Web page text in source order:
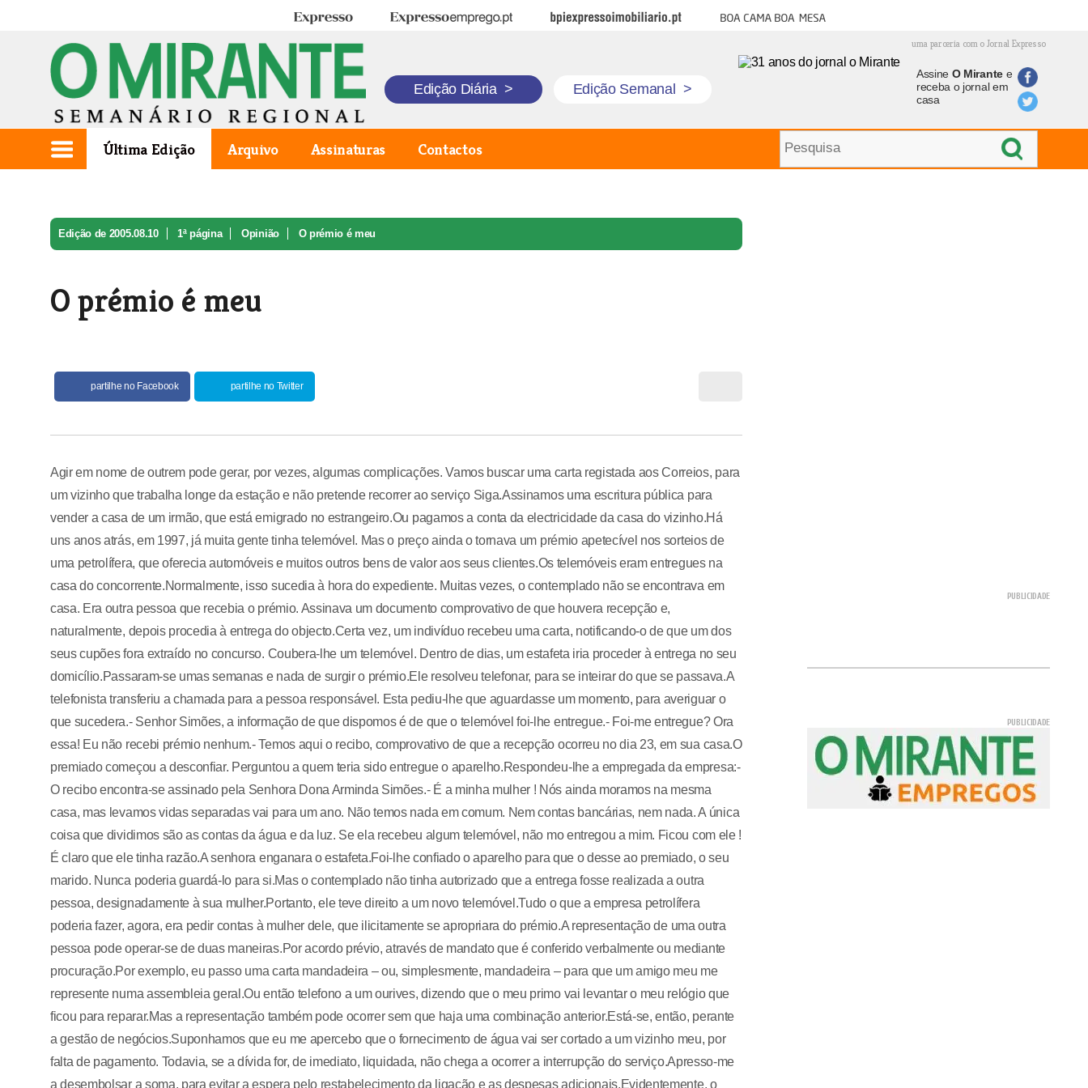
Expresso Expresso Emprego BPI Expresso Imobiliário Boa cama boa mesa
uma parceria com o Jornal Expresso
Edição Diária > Edição Semanal >
Assine O Mirantee
receba o jornal em
casa
Última Edição Arquivo Assinaturas Contactos
Edição de 2005.08.10 1ª página Opinião O prémio é meu
O prémio é meu
partilhe no Facebook partilhe no Twitter
Agir em nome de outrem pode gerar, por vezes, algumas complicações. Vamos buscar uma carta registada aos Correios, para
um vizinho que trabalha longe da estação e não pretende recorrer ao serviço Siga.Assinamos uma escritura pública para
vender a casa de um irmão, que está emigrado no estrangeiro.Ou pagamos a conta da electricidade da casa do vizinho.Há
uns anos atrás, em 1997, já muita gente tinha telemóvel. Mas o preço ainda o tornava um prémio apetecível nos sorteios de
uma petrolífera, que oferecia automóveis e muitos outros bens de valor aos seus clientes.Os telemóveis eram entregues na
casa do concorrente.Normalmente, isso sucedia à hora do expediente. Muitas vezes, o contemplado não se encontrava em
casa. Era outra pessoa que recebia o prémio. Assinava um documento comprovativo de que houvera recepção e,
naturalmente, depois procedia à entrega do objecto.Certa vez, um indivíduo recebeu uma carta, notificando-o de que um dos
seus cupões fora extraído no concurso. Coubera-lhe um telemóvel. Dentro de dias, um estafeta iria proceder à entrega no seu
domicílio.Passaram-se umas semanas e nada de surgir o prémio.Ele resolveu telefonar, para se inteirar do que se passava.A
telefonista transferiu a chamada para a pessoa responsável. Esta pediu-lhe que aguardasse um momento, para averiguar o
que sucedera.- Senhor Simões, a informação de que dispomos é de que o telemóvel foi-lhe entregue.- Foi-me entregue? Ora
essa! Eu não recebi prémio nenhum.- Temos aqui o recibo, comprovativo de que a recepção ocorreu no dia 23, em sua casa.O
premiado começou a desconfiar. Perguntou a quem teria sido entregue o aparelho.Respondeu-lhe a empregada da empresa:-
O recibo encontra-se assinado pela Senhora Dona Arminda Simões.- É a minha mulher ! Nós ainda moramos na mesma
casa, mas levamos vidas separadas vai para um ano. Não temos nada em comum. Nem contas bancárias, nem nada. A única
coisa que dividimos são as contas da água e da luz. Se ela recebeu algum telemóvel, não mo entregou a mim. Ficou com ele !
É claro que ele tinha razão.A senhora enganara o estafeta.Foi-lhe confiado o aparelho para que o desse ao premiado, o seu
marido. Nunca poderia guardá-lo para si.Mas o contemplado não tinha autorizado que a entrega fosse realizada a outra
pessoa, designadamente à sua mulher.Portanto, ele teve direito a um novo telemóvel.Tudo o que a empresa petrolífera
poderia fazer, agora, era pedir contas à mulher dele, que ilicitamente se apropriara do prémio.A representação de uma outra
pessoa pode operar-se de duas maneiras.Por acordo prévio, através de mandato que é conferido verbalmente ou mediante
procuração.Por exemplo, eu passo uma carta mandadeira – ou, simplesmente, mandadeira – para que um amigo meu me
represente numa assembleia geral.Ou então telefono a um ourives, dizendo que o meu primo vai levantar o meu relógio que
ficou para reparar.Mas a representação também pode ocorrer sem que haja uma combinação anterior.Está-se, então, perante
a gestão de negócios.Suponhamos que eu me apercebo que o fornecimento de água vai ser cortado a um vizinho meu, por
falta de pagamento. Todavia, se a dívida for, de imediato, liquidada, não chega a ocorrer a interrupção do serviço.Apresso-me
a desembolsar a soma, para evitar a espera pelo restabelecimento da ligação e as despesas adicionais.Evidentemente, o